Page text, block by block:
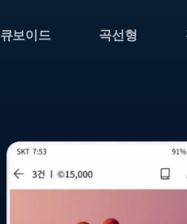
큐보이드 곡선형